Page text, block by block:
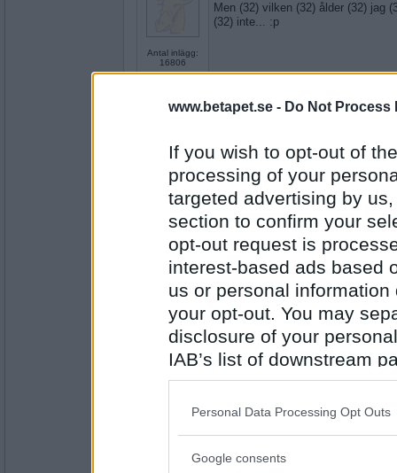
www.betapet.se - Do Not Process
If you wish to opt-out of
processing of your
targeted advertising by
section to confirm your
opt-out request is
interest-based ads based
us or personal
your opt-out. You may
disclosure of your
IAB’s list of downstream
also be disclosed by us
Downstream Participants
Please note that this
Personal Data Processing Opt Outs
Google consents
Antal inlägg:
16806
Men (32) vilken (32) ålder (32) jag
(32) inte... :p
Antal inlägg:
1033
Oj, och jag som trodde du fyllde
snorklan
Antal inlägg:
1686
Stort grattis saittam! Hoppas du
saittam75- Ej medlem längre
Antal inlägg:
Tack snorklan =)